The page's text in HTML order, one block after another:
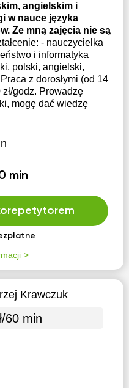
angielskim i
w nauce języka
Ze mną zajęcia nie są
- nauczycielka
i informatyka
polski, angielski,
z dorosłymi (od 14
godz. Prowadzę
mogę dać wiedzę
min
Krawczuk
60 min